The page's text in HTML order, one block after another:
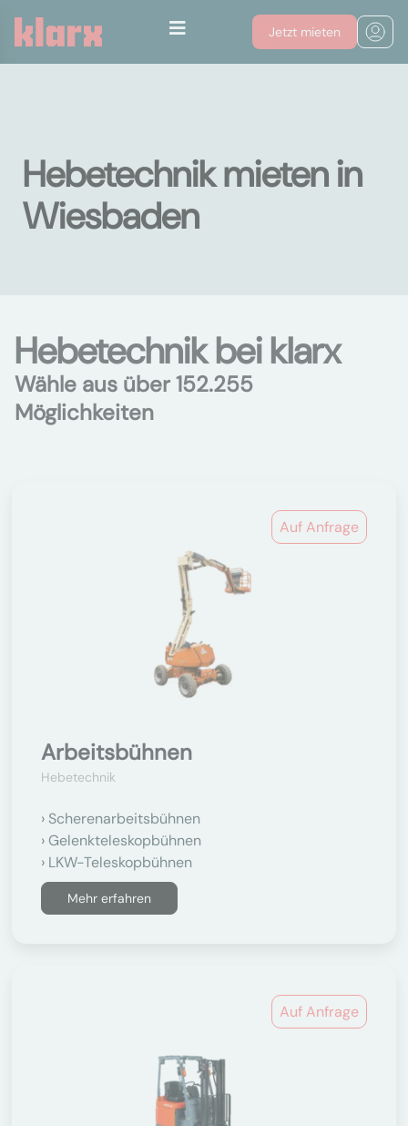
Jetzt mieten
Hebetechnik mieten in
Wiesbaden
Hebetechnik bei klarx
Wähle aus über 152.255
Möglichkeiten
Auf Anfrage
Arbeitsbühnen
Hebetechnik
Scherenarbeitsbühnen
Gelenkteleskopbühnen
LKW-Teleskopbühnen
Mehr erfahren
Auf Anfrage